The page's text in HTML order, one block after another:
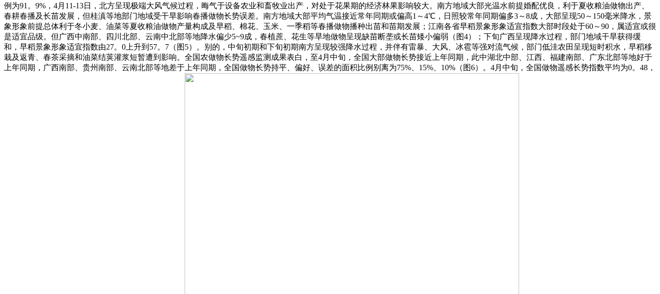
例为91。9%，4月11-13日，北方呈现极端大风气候过程，晦气于设备农业和畜牧业出产，对处于花果期的经济林果影响较大。南方地域大部光温水前提婚配优良，利于夏收粮油做物出产、
春耕春播及长苗发展，但桂滇等地部门地域受干旱影响春播做物长势误差。南方地域大部平均气温接近常年同期或偏高1～4℃，日照较常年同期偏多3～8成，大部呈现50～150毫米降水，景
象形象前提总体利于冬小麦、油菜等夏收粮油做物产量构成及早稻、棉花、玉米、一季稻等春播做物播种出苗和苗期发展；江南各省早稻景象形象适宜指数大部时段处于60～90，属适宜或很
是适宜品级。但广西中南部、四川北部、云南中北部等地降水偏少5~9成，春植蔗、花生等旱地做物呈现缺苗断垄或长苗矮小偏弱（图4）；下旬广西呈现降水过程，部门地域干旱获得缓
和，早稻景象形象适宜指数由27。0上升到57。7（图5）。别的，中旬初期和下旬初期南方呈现较强降水过程，并伴有雷暴、大风、冰雹等强对流气候，部门低洼农田呈现短时积水，早稻移
栽及返青、春茶采摘和油菜结荚灌浆短暂遭到影响。全国农做物长势遥感监测成果表白，至4月中旬，全国大部做物长势接近上年同期，此中湖北中部、江西、福建南部、广东北部等地好于
上年同期，广西南部、贵州南部、云南北部等地差于上年同期，全国做物长势持平、偏好、误差的面积比例别离为75%、15%、10%（图6）。4月中旬，全国做物遥感长势指数平均为0。48，